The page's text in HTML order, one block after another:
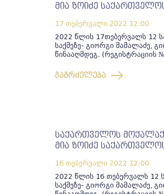
მია ზოიძე
17 თებერვალი 2022 12:00
2022 წლის 17თებერვალს 12
საქმეზე- გიორგი მამალაძე,
წინააღმდეგ. (რეგისტრაციის
გაგრძელება
საქართველოს
მია ზოიძე
16 თებერვალი 2022 12:00
2022 წლის 16 თებერვალს 12
საქმეზე- გიორგი მამალაძე,